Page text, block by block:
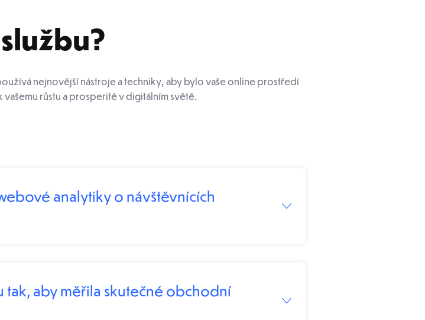
nejnovější nástroje a techniky, aby bylo vaše online prostředí
růstu a prosperitě v digitálním světě.
analytiky o návštěvnících
tak, aby měřila skutečné obchodní